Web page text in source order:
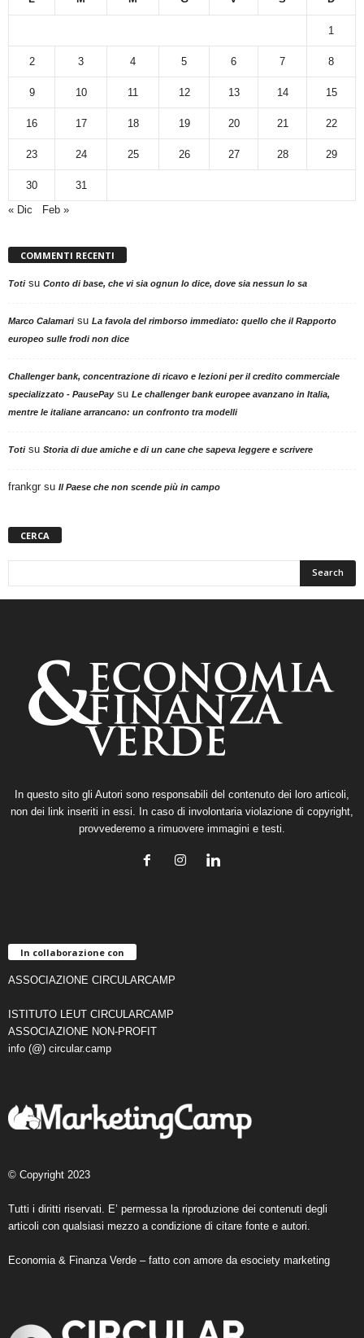
1
2 3 4 5 6 7 8
9 10 11 12 13 14 15
16 17 18 19 20 21 22
23 24 25 26 27 28 29
30
31
« Dic
Feb »
COMMENTI RECENTI
Totisu Conto di base, che vi sia ognun lo dice, dove sia nessun lo sa
Marco Calamarisu La favola del rimborso immediato: quello che il Rapporto
europeo sulle frodi non dice
Challenger bank, concentrazione di ricavo e lezioni per il credito commerciale
specializzato - PausePaysu Le challenger bank europee avanzano in Italia,
mentre le italiane arrancano: un confronto tra modelli
Totisu Storia di due amiche e di un cane che sapeva leggere e scrivere
frankgr su Il Paese che non scende più in campo
CERCA
In questo sito gli Autori sono responsabili del contenuto dei loro articoli,
non dei link inseriti in essi. In caso di involontaria violazione di copyright,
provvederemo a rimuovere immagini e testi.
In collaborazione con
ASSOCIAZIONE CIRCULARCAMP
ISTITUTO LEUT CIRCULARCAMP
ASSOCIAZIONE NON-PROFIT
info (@) circular.camp
© Copyright 2023
Tutti i diritti riservati. E’ permessa la riproduzione dei contenuti degli
articoli con qualsiasi mezzo a condizione di citare fonte e autori.
Economia & Finanza Verde – fatto con amore da esociety marketing